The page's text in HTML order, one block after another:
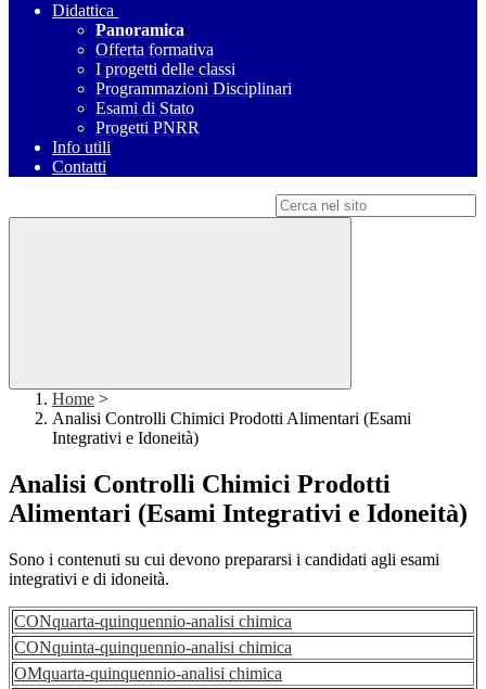
Didattica
Panoramica
Offerta formativa
I progetti delle classi
Programmazioni Disciplinari
Esami di Stato
Progetti PNRR
Info utili
Contatti
Home >
Analisi Controlli Chimici Prodotti Alimentari (Esami
Integrativi e Idoneità)
Analisi Controlli Chimici Prodotti
Alimentari (Esami Integrativi e Idoneità)
Sono i contenuti su cui devono prepararsi i candidati agli esami
integrativi e di idoneità.
CONquarta-quinquennio-analisi chimica
CONquinta-quinquennio-analisi chimica
OMquarta-quinquennio-analisi chimica